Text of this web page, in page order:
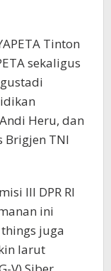
Tinton
sekaligus
Heru, dan
Brigjen TNI
III DPR RI
ini
juga
larut